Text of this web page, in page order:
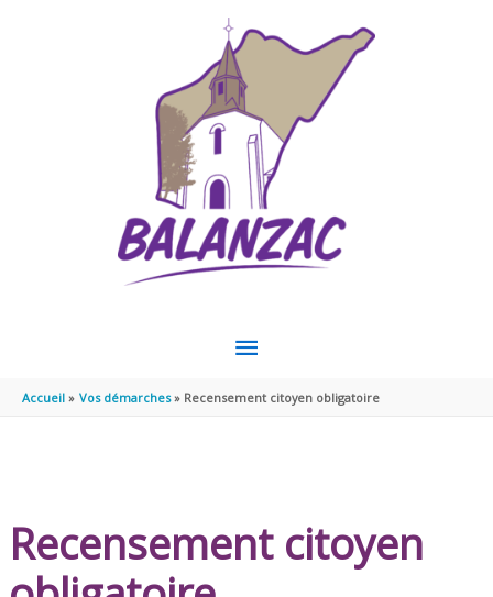
MENU
PRINCIPAL
Accueil Vos démarches Recensement citoyen obligatoire
Recensement citoyen